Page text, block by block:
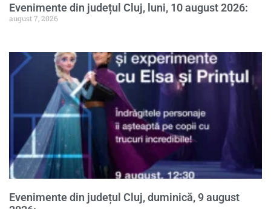
Evenimente din județul Cluj, luni, 10 august 2026:
august 7, 2026
Evenimente din județul Cluj, duminică, 9 august